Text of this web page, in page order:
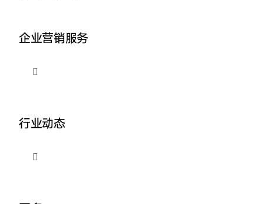
企业营销服务
切
航
行业动态
切
航